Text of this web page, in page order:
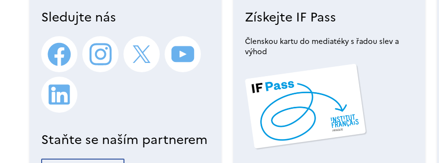
Sledujte nás
Staňte se naším partnerem
Získejte IF Pass
Členskou kartu do mediatéky s řadou slev a
výhod